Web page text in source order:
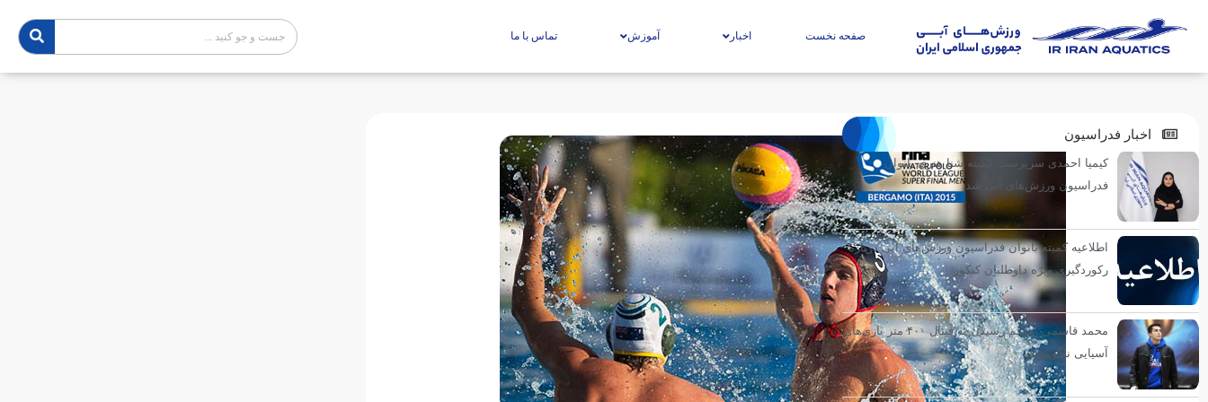
صفحه نخست اخبار آموزش تماس با ما
اخبار فدراسیون
کیمیا احمدی سرپرست کمیته شنا هنری بانوان
فدراسیون ورزش‌های آبی شد
اطلاعیه کمیته بانوان فدراسیون ورزش‌های آبی درباره
رکوردگیری ویژه داوطلبان کنکور
محمد قاسمی: هدفم رسیدن به فینال ۴۰۰ متر بازی‌های
آسیایی ناگویاست